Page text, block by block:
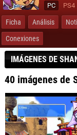
PC PS4
Ficha Análisis
Conexiones
IMÁGENES DE
40 imágenes de